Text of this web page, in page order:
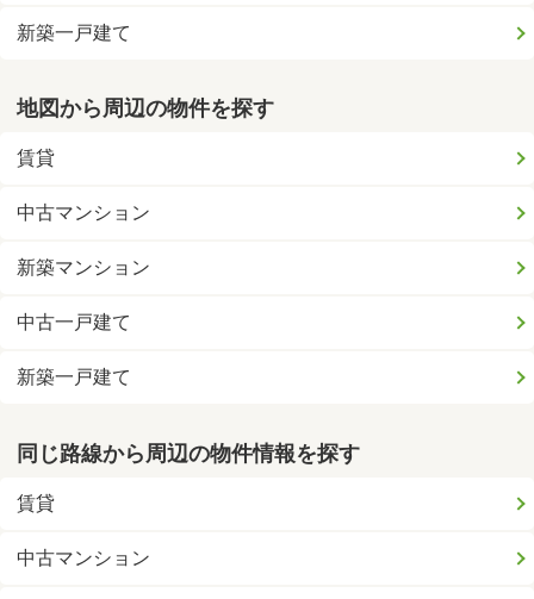
新築一戸建て
地図から周辺の物件を探す
賃貸
中古マンション
新築マンション
中古一戸建て
新築一戸建て
同じ路線から周辺の物件情報を探す
賃貸
中古マンション